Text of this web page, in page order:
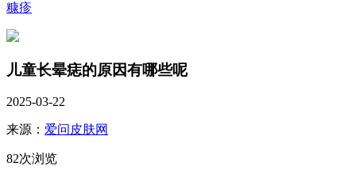
糠疹
儿童长晕痣的原因有哪些呢
2025-03-22
来源： 爱问皮肤网
82次浏览